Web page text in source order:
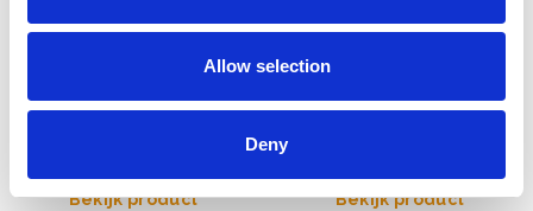
Allow selection
Deny
ASC Universele rolsteiger
€5.119,00 €6.346,76
Bekijk product
werkhoogte 13,2 m
€4.569,00 €5.659,92
Bekijk product